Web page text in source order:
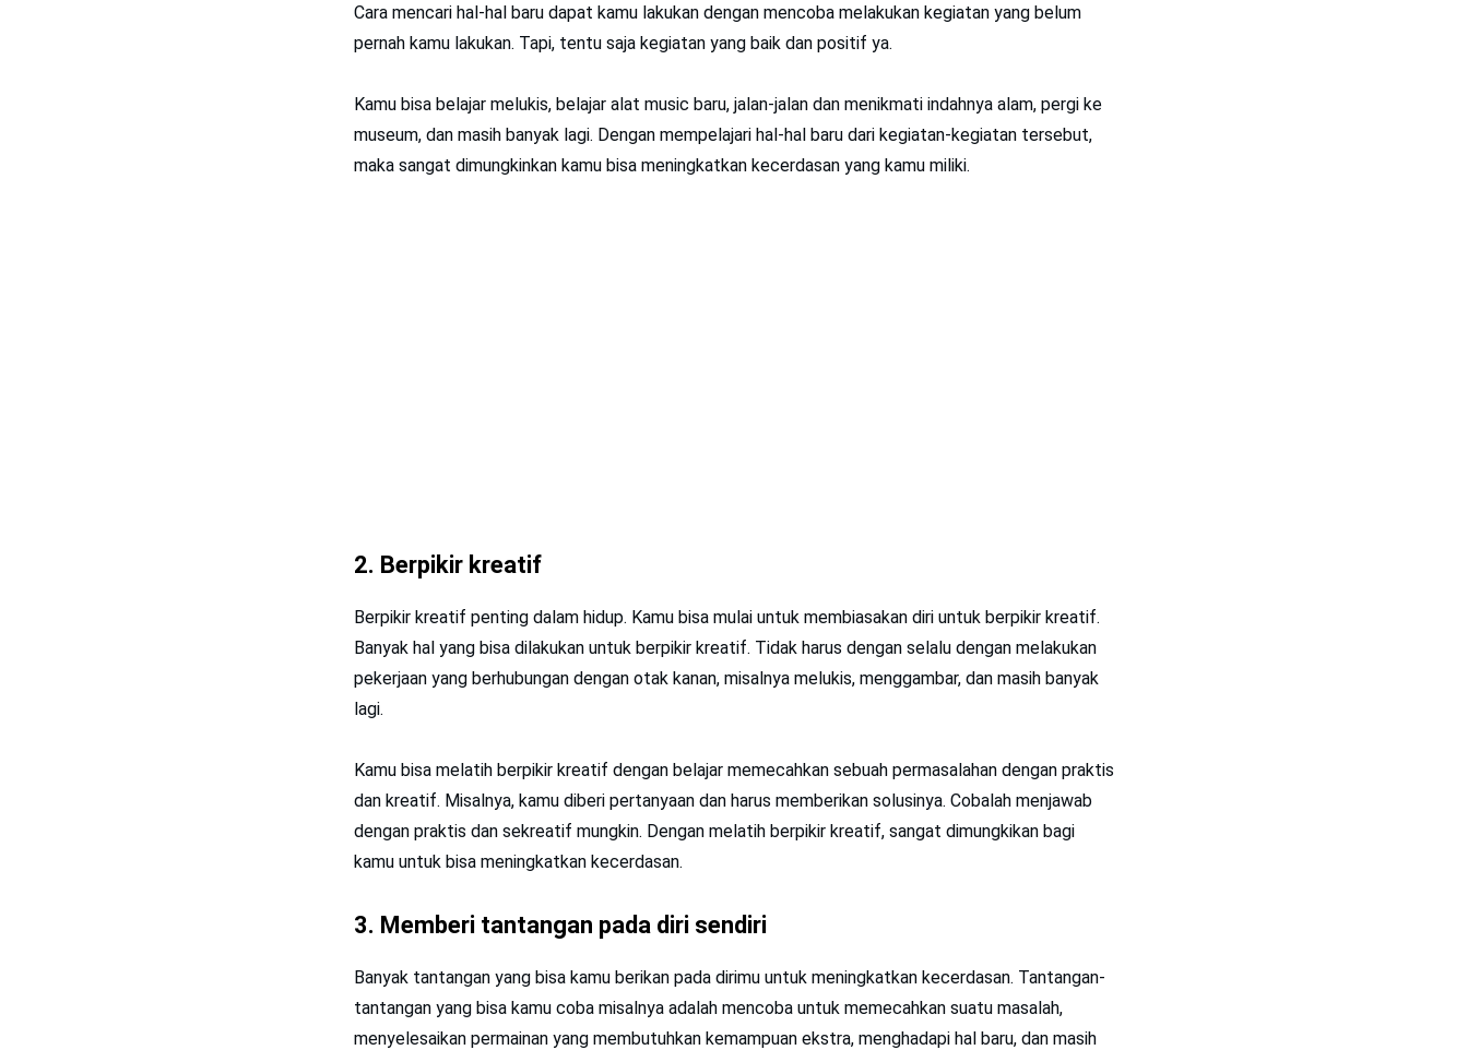
Cara mencari hal-hal baru dapat kamu lakukan dengan mencoba melakukan kegiatan yang belum
pernah kamu lakukan. Tapi, tentu saja kegiatan yang baik dan positif ya.
Kamu bisa belajar melukis, belajar alat music baru, jalan-jalan dan menikmati indahnya alam, pergi ke
museum, dan masih banyak lagi. Dengan mempelajari hal-hal baru dari kegiatan-kegiatan tersebut,
maka sangat dimungkinkan kamu bisa meningkatkan kecerdasan yang kamu miliki.
2. Berpikir kreatif
Berpikir kreatif penting dalam hidup. Kamu bisa mulai untuk membiasakan diri untuk berpikir kreatif.
Banyak hal yang bisa dilakukan untuk berpikir kreatif. Tidak harus dengan selalu dengan melakukan
pekerjaan yang berhubungan dengan otak kanan, misalnya melukis, menggambar, dan masih banyak
lagi.
Kamu bisa melatih berpikir kreatif dengan belajar memecahkan sebuah permasalahan dengan praktis
dan kreatif. Misalnya, kamu diberi pertanyaan dan harus memberikan solusinya. Cobalah menjawab
dengan praktis dan sekreatif mungkin. Dengan melatih berpikir kreatif, sangat dimungkikan bagi
kamu untuk bisa meningkatkan kecerdasan.
3. Memberi tantangan pada diri sendiri
Banyak tantangan yang bisa kamu berikan pada dirimu untuk meningkatkan kecerdasan. Tantangan-
tantangan yang bisa kamu coba misalnya adalah mencoba untuk memecahkan suatu masalah,
menyelesaikan permainan yang membutuhkan kemampuan ekstra, menghadapi hal baru, dan masih